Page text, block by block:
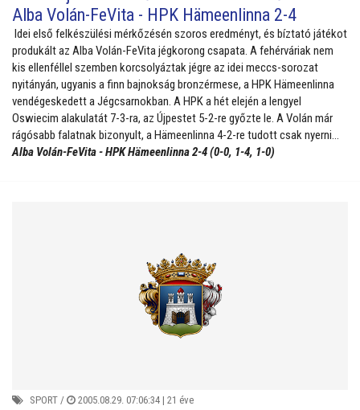
Alba Volán-FeVita - HPK Hämeenlinna 2-4
Idei első felkészülési mérkőzésén szoros eredményt, és bíztató játékot
produkált az Alba Volán-FeVita jégkorong csapata. A fehérváriak nem
kis ellenféllel szemben korcsolyáztak jégre az idei meccs-sorozat
nyitányán, ugyanis a finn bajnokság bronzérmese, a HPK Hämeenlinna
vendégeskedett a Jégcsarnokban. A HPK a hét elején a lengyel
Oswiecim alakulatát 7-3-ra, az Újpestet 5-2-re győzte le. A Volán már
rágósabb falatnak bizonyult, a Hämeenlinna 4-2-re tudott csak nyerni…
Alba Volán-FeVita - HPK Hämeenlinna 2-4 (0-0, 1-4, 1-0)
SPORT / 2005.08.29. 07:06:34 | 21 éve